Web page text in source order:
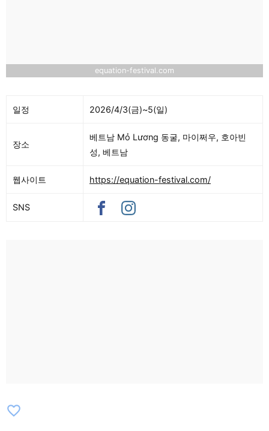
equation-festival.com
일정 2026/4/3(금)~5(일)
장소
베트남 Mỏ Lương 동굴, 마이쩌우, 호아빈
성, 베트남
웹사이트 https://equation-festival.com/
SNS
favorite_border